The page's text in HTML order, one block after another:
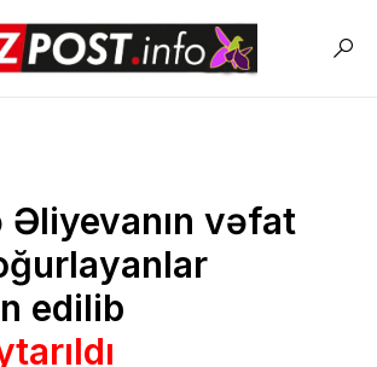
Əliyevanın vəfat
edilib